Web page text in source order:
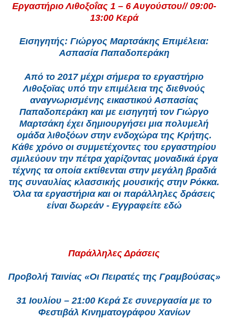
Εργαστήριο Λιθοξοΐας 1 – 6 Αυγούστου// 09:00-
13:00 Κερά
Εισηγητής: Γιώργος Μαρτσάκης Επιμέλεια:
Ασπασία Παπαδοπεράκη
Από το 2017 μέχρι σήμερα το εργαστήριο
Λιθοξοϊας υπό την επιμέλεια της διεθνούς
αναγνωρισμένης εικαστικού Ασπασίας
Παπαδοπεράκη και με εισηγητή τον Γιώργο
Μαρτσάκη έχει δημιουργήσει μια πολυμελή
ομάδα λιθοξόων στην ενδοχώρα της Κρήτης.
Κάθε χρόνο οι συμμετέχοντες του εργαστηρίου
σμιλεύουν την πέτρα χαρίζοντας μοναδικά έργα
τέχνης τα οποία εκτίθενται στην μεγάλη βραδιά
της συναυλίας κλασσικής μουσικής στην Ρόκκα.
Όλα τα εργαστήρια και οι παράλληλες δράσεις
είναι δωρεάν - Εγγραφείτε εδώ
Παράλληλες Δράσεις
Προβολή Ταινίας «Οι Πειρατές της Γραμβούσας»
31 Ιουλίου – 21:00 Κερά Σε συνεργασία με το
Φεστιβάλ Κινηματογράφου Χανίων